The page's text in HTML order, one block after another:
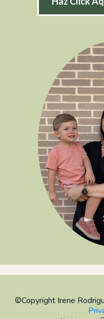
©Copyright Irene